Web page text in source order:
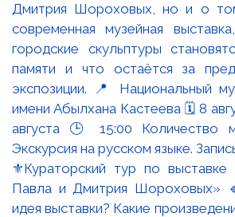
⚜️Кураторский тур по
Павла и Дмитрия Шороховых»
идея выставки? Какие